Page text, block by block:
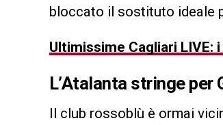
bloccato il sostituto ideale
Ultimissime Cagliari LIVE:
L’Atalanta stringe per
Il club rossoblù è ormai